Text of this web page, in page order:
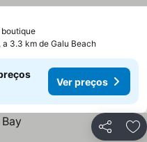
boutique
a 3.3 km de Galu Beach
Ver preços
Partilhar